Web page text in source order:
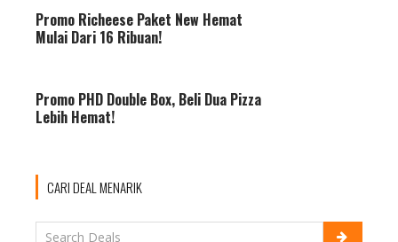
Promo Richeese Paket New Hemat
Mulai Dari 16 Ribuan!
Promo PHD Double Box, Beli Dua Pizza
Lebih Hemat!
CARI DEAL MENARIK